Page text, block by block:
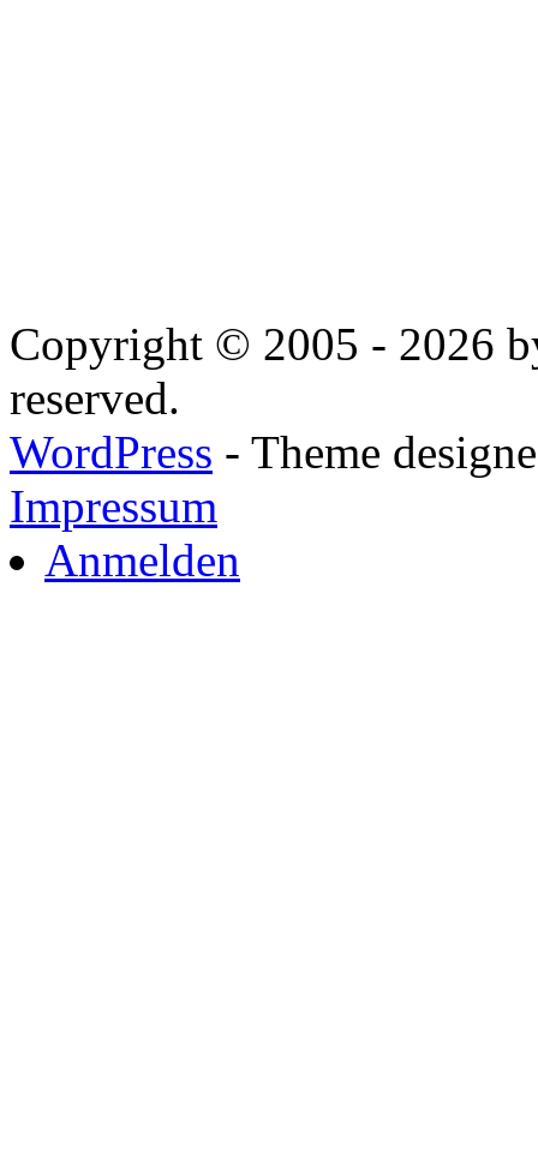
Copyright © 2005 - 2026
reserved.
WordPress - Theme
Impressum
Anmelden